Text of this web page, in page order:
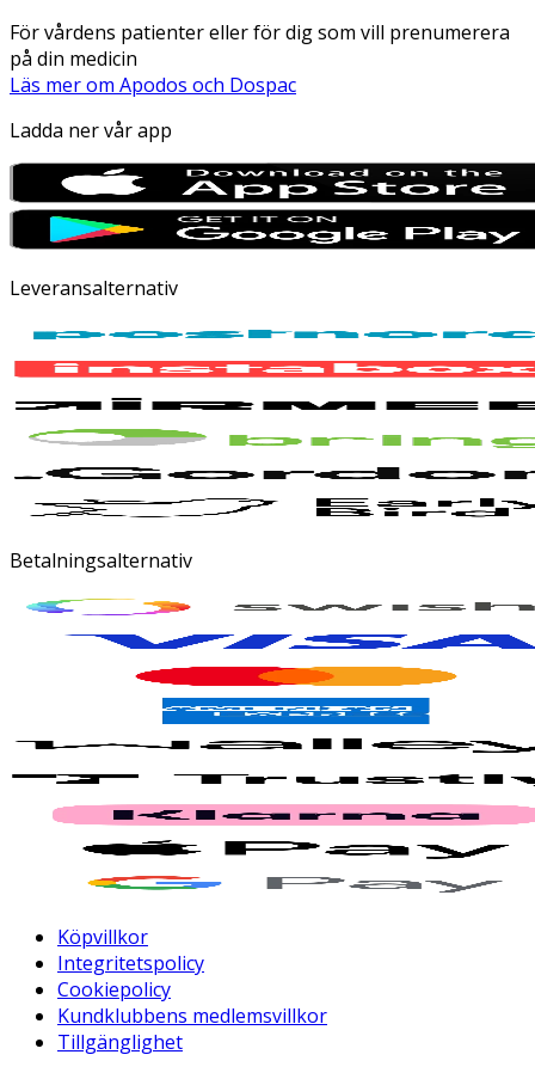
För vårdens patienter eller för dig som vill prenumerera
på din medicin
Läs mer om Apodos och Dospac
Ladda ner vår app
Leveransalternativ
Betalningsalternativ
Köpvillkor
Integritetspolicy
Cookiepolicy
Kundklubbens medlemsvillkor
Tillgänglighet